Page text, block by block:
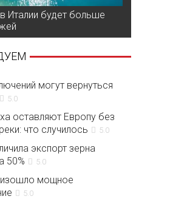
Италии будет больше
могут вернуться
5.0
оставляют Европу без
что случилось
5.0
экспорт зерна
50%
5.0
мощное
5.0